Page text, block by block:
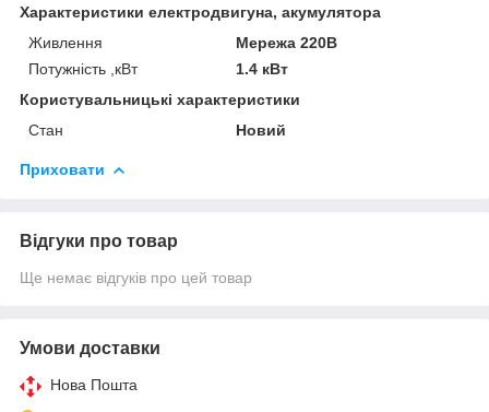
Характеристики електродвигуна, акумулятора
Живлення
Мережа 220В
Потужність ,кВт
1.4 кВт
Користувальницькі характеристики
Стан
Новий
Приховати
Відгуки про товар
Ще немає відгуків про цей товар
Умови доставки
Нова Пошта